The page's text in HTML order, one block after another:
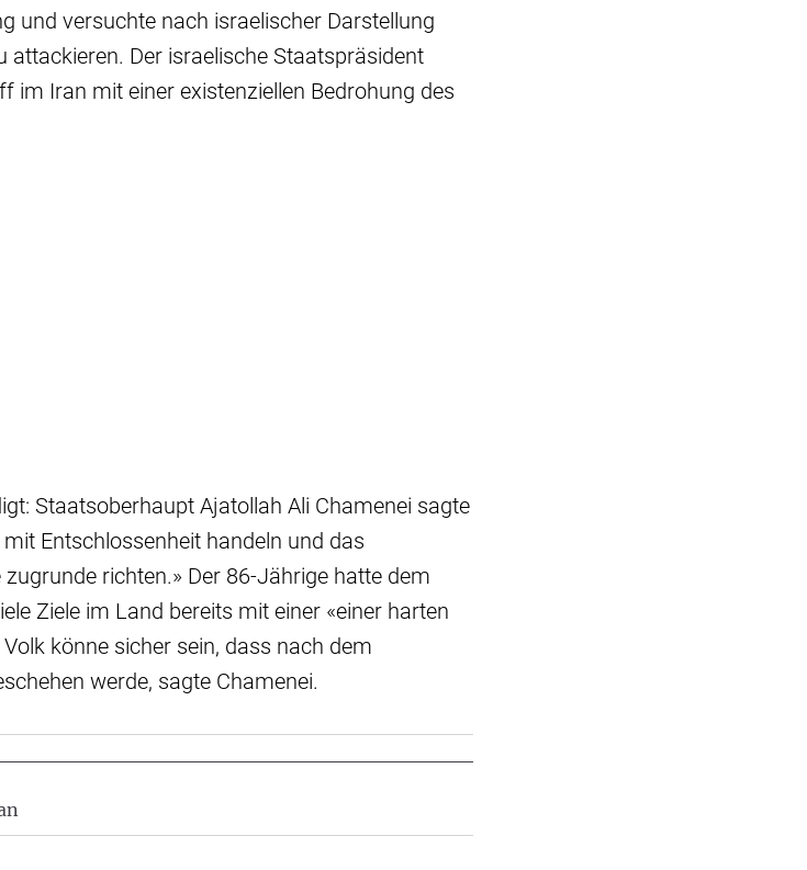
und versuchte nach israelischer Darstellung
attackieren. Der israelische Staatspräsident
im Iran mit einer existenziellen Bedrohung des
Staatsoberhaupt Ajatollah Ali Chamenei sagte
Entschlossenheit handeln und das
richten.» Der 86-Jährige hatte dem
Ziele im Land bereits mit einer «einer harten
könne sicher sein, dass nach dem
werde, sagte Chamenei.